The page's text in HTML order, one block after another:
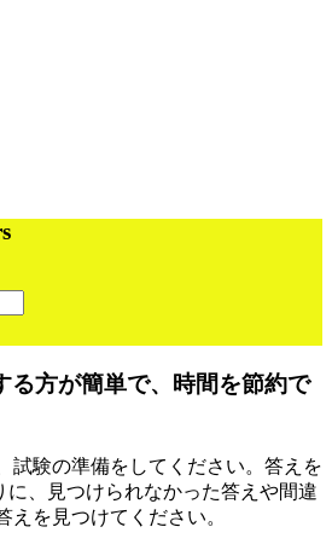
る方が簡単で、時間を節約で
試験の準備をしてください。答えを
に、見つけられなかった答えや間違
えを見つけてください。